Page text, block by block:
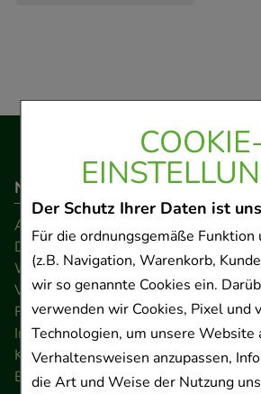
COOKIE-
Der Schutz Ihrer Daten ist
Für die ordnungsgemäße
(z.B. Navigation, Warenkorb,
wir so genannte Cookies ein.
verwenden wir Cookies, Pixel und
Technologien, um unsere Website
Verhaltensweisen anzupassen,
die Art und Weise der Nutzung
Navigation
AGB
Datenschutz
Widerrufsrecht
Versandkosten
FAQ
Impressum
Kontakt
Barrierefreiheitserklärung